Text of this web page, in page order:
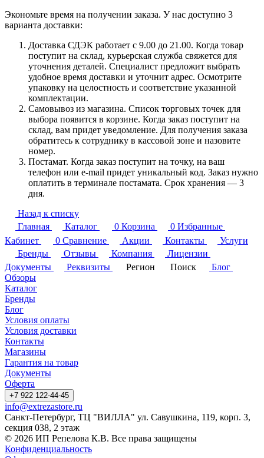
Экономьте время на получении заказа. У нас доступно 3
варианта доставки:
Доставка СДЭК работает с 9.00 до 21.00. Когда товар
поступит на склад, курьерская служба свяжется для
уточнения деталей. Специалист предложит выбрать
удобное время доставки и уточнит адрес. Осмотрите
упаковку на целостность и соответствие указанной
комплектации.
Самовывоз из магазина. Список торговых точек для
выбора появится в корзине. Когда заказ поступит на
склад, вам придет уведомление. Для получения заказа
обратитесь к сотруднику в кассовой зоне и назовите
номер.
Постамат. Когда заказ поступит на точку, на ваш
телефон или e-mail придет уникальный код. Заказ нужно
оплатить в терминале постамата. Срок хранения — 3
дня.
Назад к списку
Главная
Каталог 0 Корзина 0 Избранные
Кабинет
0 Сравнение Акции Контакты
Услуги
Бренды
Отзывы Компания
Лицензии
Документы
Реквизиты Регион Поиск
Блог
Обзоры
Каталог
Бренды
Блог
Условия оплаты
Условия доставки
Контакты
Магазины
Гарантия на товар
Документы
Оферта
+7 922 122-44-45
info@extrezastore.ru
Санкт-Петербург, ТЦ "ВИЛЛА" ул. Савушкина, 119, корп. 3,
секция 038, 2 этаж
© 2026 ИП Репелова К.В. Все права защищены
Конфиденциальность